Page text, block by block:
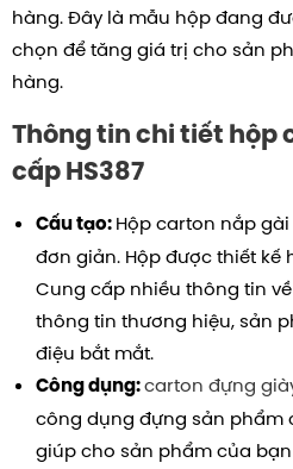
hàng. Đây là mẫu hộp đang
chọn để tăng giá trị cho sản
hàng.
Thông tin chi tiết hộp
cấp HS387
Cấu tạo: Hộp carton nắp gài
đơn giản. Hộp được thiết kế
Cung cấp nhiều thông tin
thông tin thương hiệu, sản
điệu bắt mắt.
Công dụng:carton đựng
công dụng đựng sản phẩm
giúp cho sản phẩm của